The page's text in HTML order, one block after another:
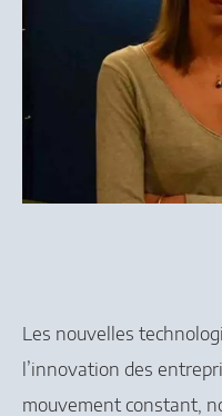
Les nouvelles
l’innovation des
mouvement constant,